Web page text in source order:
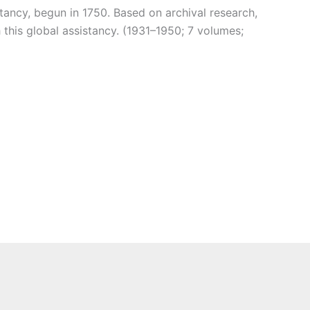
begun in 1750. Based on archival research,
global assistancy. (1931–1950; 7 volumes;